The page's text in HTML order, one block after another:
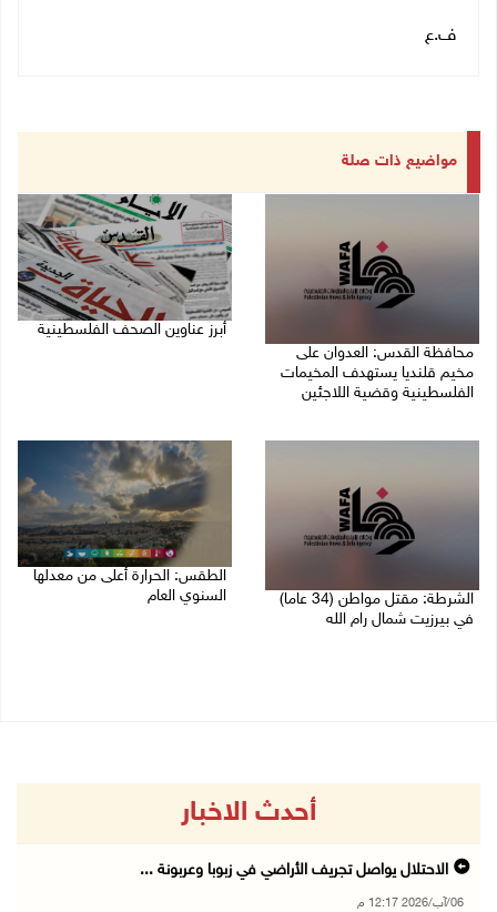
ف.ع
مواضيع ذات صلة
محافظة القدس: العدوان على
مخيم قلنديا يستهدف المخيمات
الفلسطينية وقضية اللاجئين
أبرز عناوين الصحف الفلسطينية
الشرطة: مقتل مواطن (34 عاما)
في بيرزيت شمال رام الله
الطقس: الحرارة أعلى من معدلها
السنوي العام
أحدث الاخبار
الاحتلال يواصل تجريف الأراضي في زبوبا وعربونة ...
06/آب/2026 12:17 م